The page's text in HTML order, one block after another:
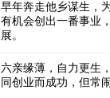
早年奔走他乡谋生，
有机会创出一番事业
展。
六亲缘薄，自力更生
同创业而成功，但常